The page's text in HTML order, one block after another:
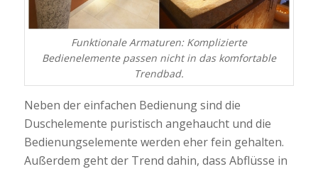
Funktionale Armaturen: Komplizierte
Bedienelemente passen nicht in das komfortable
Trendbad.
Neben der einfachen Bedienung sind die
Duschelemente puristisch angehaucht und die
Bedienungselemente werden eher fein gehalten.
Außerdem geht der Trend dahin, dass Abflüsse in